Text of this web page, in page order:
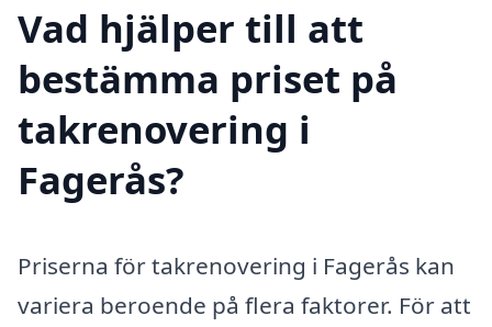
Vad hjälper till att
bestämma priset på
takrenovering i
Fagerås?
Priserna för takrenovering i Fagerås kan
variera beroende på flera faktorer. För att